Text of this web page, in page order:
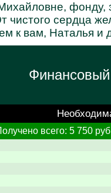
чистого сердца
к вам, Наталья и
Финансовый
всего: 5 750